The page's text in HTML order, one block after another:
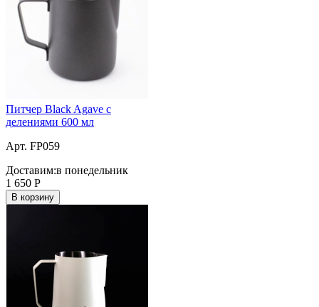
Питчер Black Agave с
делениями 600 мл
Арт. FP059
Доставим:в понедельник
1 650 Р
В корзину